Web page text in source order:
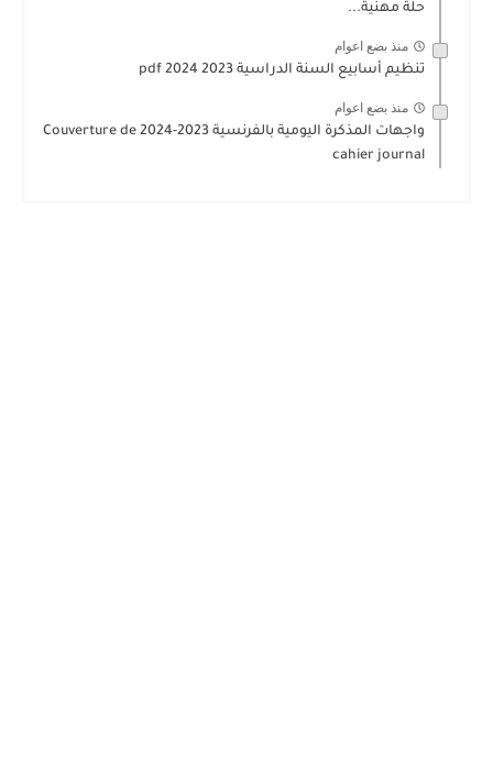
حلة مهنية...
منذ بضع اعوام
تنظيم أسابيع السنة الدراسية 2023 2024 pdf
منذ بضع اعوام
واجهات المذكرة اليومية بالفرنسية 2023-2024 Couverture de
cahier journal